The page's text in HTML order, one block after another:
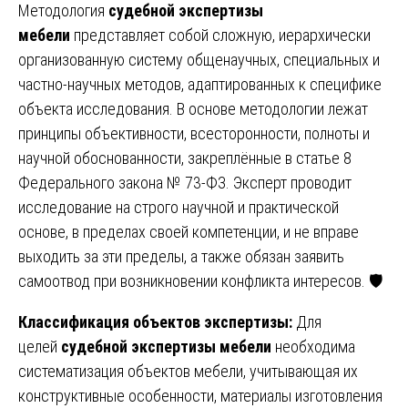
Методология судебной экспертизы
мебели представляет собой сложную, иерархически
организованную систему общенаучных, специальных и
частно-научных методов, адаптированных к специфике
объекта исследования. В основе методологии лежат
принципы объективности, всесторонности, полноты и
научной обоснованности, закреплённые в статье 8
Федерального закона № 73-ФЗ. Эксперт проводит
исследование на строго научной и практической
основе, в пределах своей компетенции, и не вправе
выходить за эти пределы, а также обязан заявить
самоотвод при возникновении конфликта интересов. 🛡️
Классификация объектов экспертизы: Для
целей судебной экспертизы мебели необходима
систематизация объектов мебели, учитывающая их
конструктивные особенности, материалы изготовления